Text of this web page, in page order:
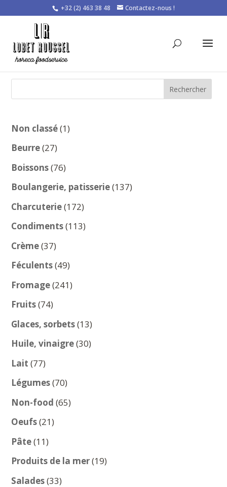
+32 (2) 463 38 48 Contactez-nous !
Rechercher
Non classé 11
Beurre 2727
produits
Boissons 7676
produits
Boulangerie, patisserie 137137
Charcuterie 172172
produits
Condiments 113113
Crème 3737
produits
Féculents 4949
produits
Fromage 241241
Fruits 7474
produits
Glaces, sorbets 1313
produits
Huile, vinaigre 3030
Lait 7777
produits
Légumes 7070
produits
Non-food 6565
Oeufs 2121
Pâte 1111
produits
Produits de la mer 1919
Salades 3333